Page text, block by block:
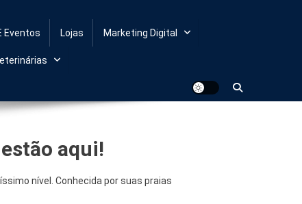
Eventos Lojas Marketing Digital
aqui!
nível. Conhecida por suas praias